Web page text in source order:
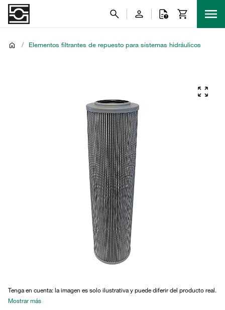
/ Elementos filtrantes de repuesto para sistemas hidráulicos
Tenga en cuenta: la imagen es solo ilustrativa y puede diferir del producto real.
Mostrar más